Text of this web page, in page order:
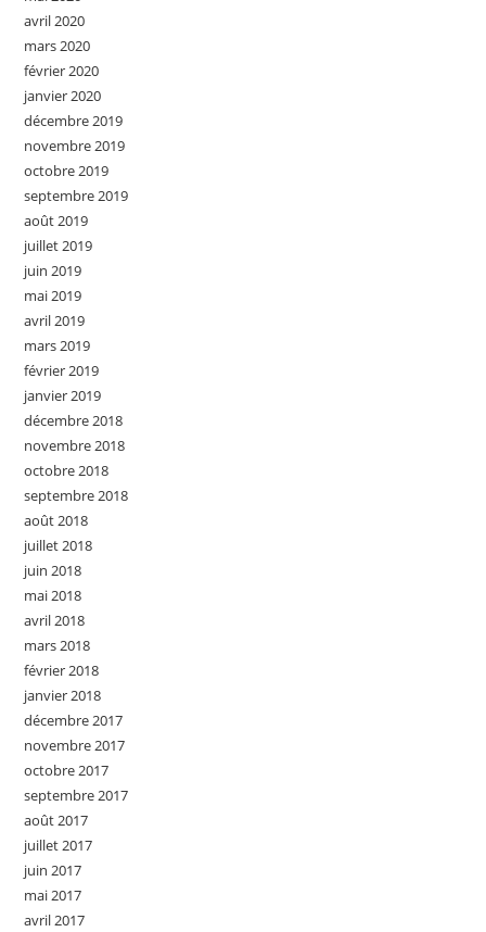
avril 2020
mars 2020
février 2020
janvier 2020
décembre 2019
novembre 2019
octobre 2019
septembre 2019
août 2019
juillet 2019
juin 2019
mai 2019
avril 2019
mars 2019
février 2019
janvier 2019
décembre 2018
novembre 2018
octobre 2018
septembre 2018
août 2018
juillet 2018
juin 2018
mai 2018
avril 2018
mars 2018
février 2018
janvier 2018
décembre 2017
novembre 2017
octobre 2017
septembre 2017
août 2017
juillet 2017
juin 2017
mai 2017
avril 2017